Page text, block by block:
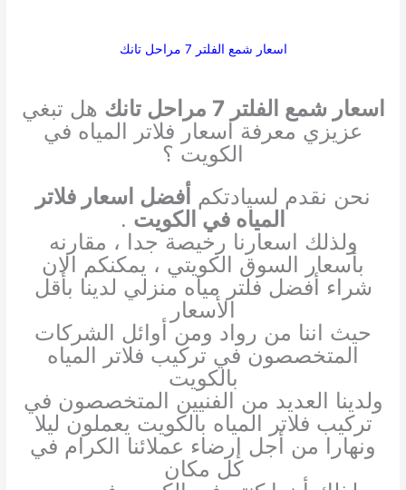
اسعار شمع الفلتر 7 مراحل تانك
اسعار شمع الفلتر 7 مراحل تانك
هل تبغي
عزيزي معرفة اسعار فلاتر المياه في
الكويت ؟
نحن نقدم لسيادتكم أفضل اسعار فلاتر
المياه في الكويت .
ولذلك اسعارنا رخيصة جدا ، مقارنه
بأسعار السوق الكويتي ، يمكنكم الان
شراء أفضل فلتر مياه منزلي لدينا بأقل
الأسعار
حيث اننا من رواد ومن أوائل الشركات
المتخصصون في تركيب فلاتر المياه
بالكويت
ولدينا العديد من الفنيين المتخصصون في
تركيب فلاتر المياه بالكويت يعملون ليلا
ونهارا من أجل إرضاء عملائنا الكرام في
كل مكان